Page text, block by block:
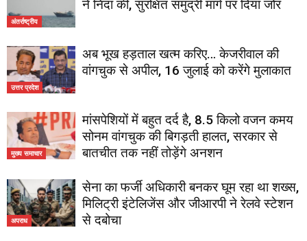
अंतर्राष्ट्रीय
ने निंदा की, सुरक्षित समुद्री मार्ग पर दिया जोर
उत्तर प्रदेश
अब भूख हड़ताल खत्म करिए… केजरीवाल की
वांगचुक से अपील, 16 जुलाई को करेंगे मुलाकात
मुख्य समाचार
मांसपेशियों में बहुत दर्द है, 8.5 किलो वजन कमय
सोनम वांगचुक की बिगड़ती हालत, सरकार से
बातचीत तक नहीं तोड़ेंगे अनशन
अपराध
सेना का फर्जी अधिकारी बनकर घूम रहा था शख्स,
मिलिट्री इंटेलिजेंस और जीआरपी ने रेलवे स्टेशन
से दबोचा